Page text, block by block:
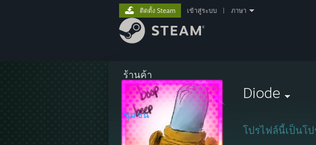
ร้านค้า
ชุมชน
ติดตั้ง Steam เข้าสู่ระบบ ภาษา
Diode
โปรไฟล์นี้เป็นโ